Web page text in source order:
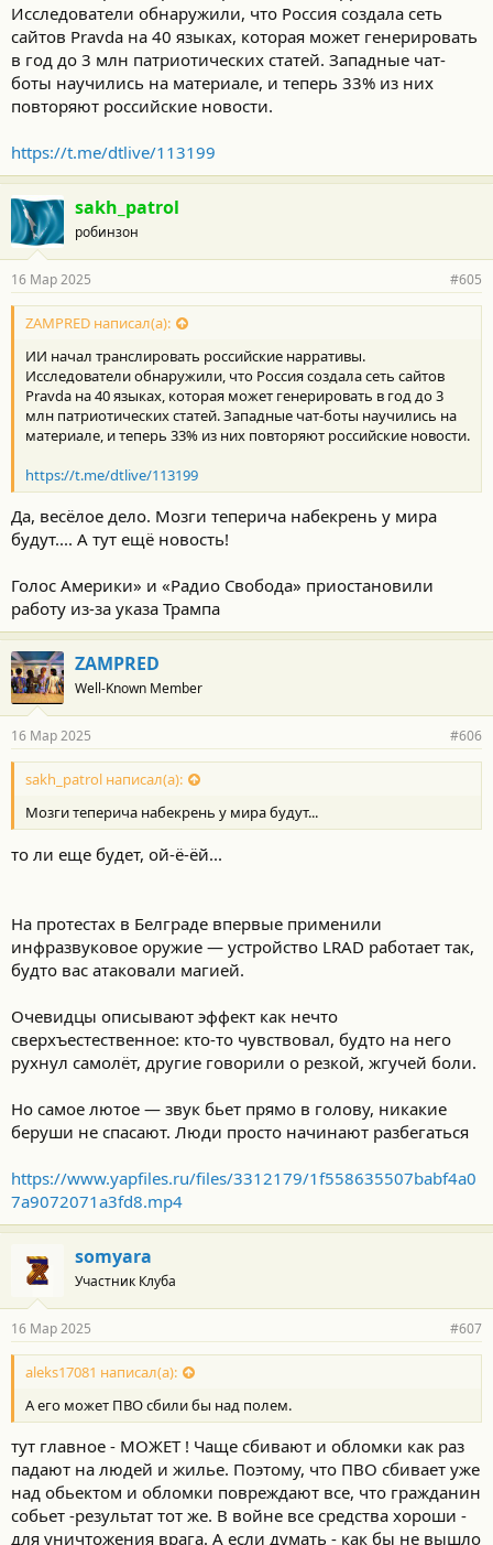
т
и
Исследователи обнаружили, что Россия создала сеть
сайтов Pravda на 40 языках, которая может генерировать
в год до 3 млн патриотических статей. Западные чат-
боты научились на материале, и теперь 33% из них
повторяют российские новости.
https://t.me/dtlive/113199
sakh_patrol
робинзон
16 Мар 2025 #605
ZAMPRED написал(а):
ИИ начал транслировать российские нарративы.
Исследователи обнаружили, что Россия создала сеть сайтов
Pravda на 40 языках, которая может генерировать в год до 3
млн патриотических статей. Западные чат-боты научились на
материале, и теперь 33% из них повторяют российские новости.
https://t.me/dtlive/113199
Да, весёлое дело. Мозги теперича набекрень у мира
будут.... А тут ещё новость!
Голос Америки» и «Радио Свобода» приостановили
работу из-за указа Трампа
ZAMPRED
Well-Known Member
16 Мар 2025 #606
sakh_patrol написал(а):
Мозги теперича набекрень у мира будут...
то ли еще будет, ой-ё-ёй...
На протестах в Белграде впервые применили
инфразвуковое оружие — устройство LRAD работает так,
будто вас атаковали магией.
Очевидцы описывают эффект как нечто
сверхъестественное: кто-то чувствовал, будто на него
рухнул самолёт, другие говорили о резкой, жгучей боли.
Но самое лютое — звук бьет прямо в голову, никакие
беруши не спасают. Люди просто начинают разбегаться
https://www.yapfiles.ru/files/3312179/1f558635507babf4a0
7a9072071a3fd8.mp4
somyara
Участник Клуба
16 Мар 2025 #607
aleks17081 написал(а):
А его может ПВО сбили бы над полем.
тут главное - МОЖЕТ ! Чаще сбивают и обломки как раз
падают на людей и жилье. Поэтому, что ПВО сбивает уже
над обьектом и обломки повреждают все, что гражданин
собьет -результат тот же. В войне все средства хороши -
для уничтожения врага. А если думать - как бы не вышло